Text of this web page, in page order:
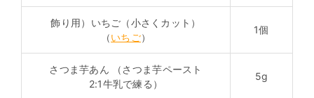
飾り用）いちご（小さくカット）
（いちご）
1個
さつま芋あん （さつま芋ペースト
2:1牛乳で練る）
5g